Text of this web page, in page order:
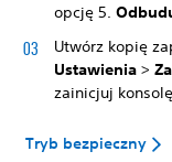
opcję 5.
Utwórz kopię
Ustawienia >
zainicjuj
Tryb bezpieczny